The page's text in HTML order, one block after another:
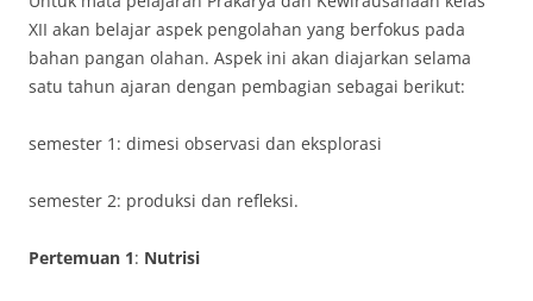
XII akan belajar aspek pengolahan yang berfokus pada
bahan pangan olahan. Aspek ini akan diajarkan selama
satu tahun ajaran dengan pembagian sebagai berikut:
semester 1: dimesi observasi dan eksplorasi
semester 2: produksi dan refleksi.
Pertemuan 1: Nutrisi